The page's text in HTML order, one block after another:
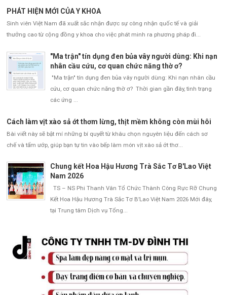
PHÁT HIỆN MỚI CỦA Y KHOA
Sinh viên Việt Nam đã xuất sắc nhận được sự công nhận quốc tế và giải
thưởng cao từ cộng đồng y khoa cho việc phát minh ra phương pháp đi...
"Ma trận" tín dụng đen bủa vây người dùng: Khi nạn
nhân cầu cứu, cơ quan chức năng thờ ơ?
"Ma trận" tín dụng đen bủa vây người dùng: Khi nạn nhân cầu
cứu, cơ quan chức năng thờ ơ? Thời gian gần đây, tình trạng
các ứng ...
Cách làm vịt xào sả ớt thơm lừng, thịt mềm không còn mùi hôi
Bài viết này sẽ bật mí những bí quyết từ khâu chọn nguyên liệu đến cách sơ
chế và tẩm ướp, giúp bạn tự tin vào bếp làm món vịt xào sả ớt thơ...
Chung kết Hoa Hậu Hương Trà Sắc Tơ B'Lao Việt
Nam 2026
TS – NS Phi Thanh Vân Tổ Chức Thành Công Rực Rỡ Chung
Kết Hoa Hậu Hương Trà Sắc Tơ B’Lao Việt Nam 2026 Mới đây,
tại Trung tâm Dịch vụ Tổng...